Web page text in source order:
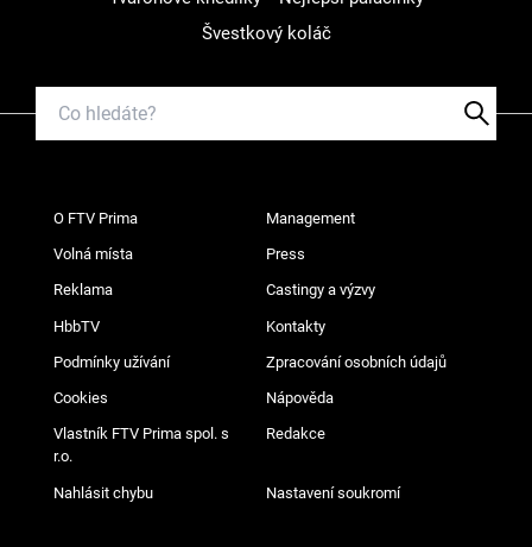
Švestkový koláč
O FTV Prima Management
Volná místa Press
Reklama Castingy a výzvy
HbbTV Kontakty
Podmínky užívání Zpracování osobních údajů
Cookies Nápověda
Vlastník FTV Prima spol. s
r.o.
Redakce
Nahlásit chybu Nastavení soukromí